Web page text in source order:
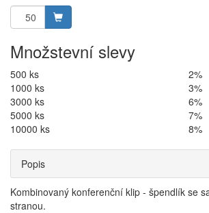
Množstevní slevy
500 ks
2%
1000 ks
3%
3000 ks
6%
5000 ks
7%
10000 ks
8%
Popis
Kombinovaný konferenční klip - špendlík se
stranou.